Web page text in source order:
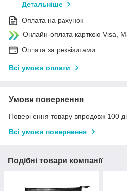
Детальніше
Оплата на рахунок
Онлайн-оплата карткою Visa,
Оплата за реквізитами
Всі умови оплати
Умови повернення
Повернення товару впродовж 100
Всі умови повернення
Подібні товари компанії